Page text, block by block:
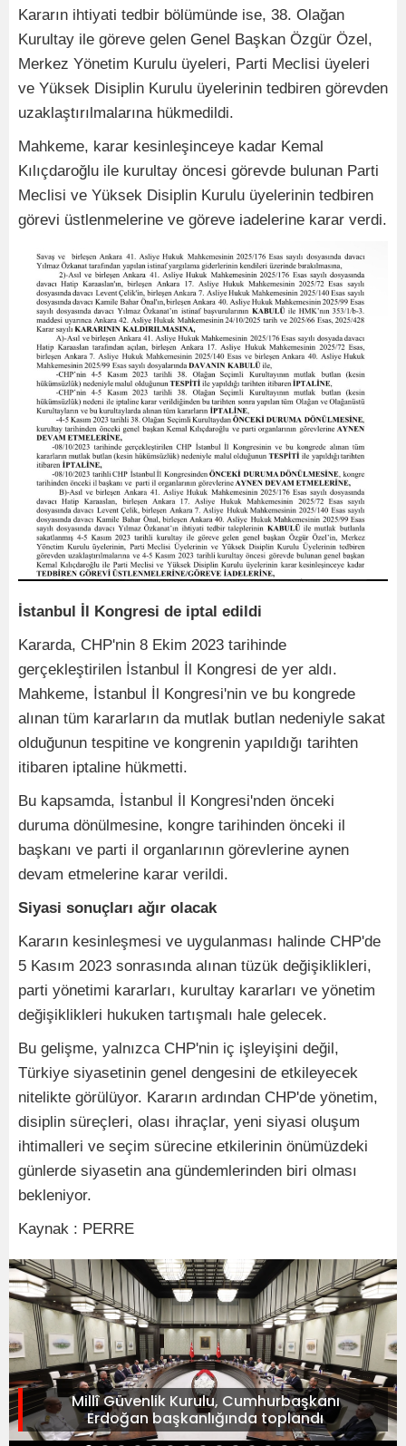
Kararın ihtiyati tedbir bölümünde ise, 38. Olağan
Kurultay ile göreve gelen Genel Başkan Özgür Özel,
Merkez Yönetim Kurulu üyeleri, Parti Meclisi üyeleri
ve Yüksek Disiplin Kurulu üyelerinin tedbiren görevden
uzaklaştırılmalarına hükmedildi.
Mahkeme, karar kesinleşinceye kadar Kemal
Kılıçdaroğlu ile kurultay öncesi görevde bulunan Parti
Meclisi ve Yüksek Disiplin Kurulu üyelerinin tedbiren
görevi üstlenmelerine ve göreve iadelerine karar verdi.
İstanbul İl Kongresi de iptal edildi
Kararda, CHP'nin 8 Ekim 2023 tarihinde
gerçekleştirilen İstanbul İl Kongresi de yer aldı.
Mahkeme, İstanbul İl Kongresi'nin ve bu kongrede
alınan tüm kararların da mutlak butlan nedeniyle sakat
olduğunun tespitine ve kongrenin yapıldığı tarihten
itibaren iptaline hükmetti.
Bu kapsamda, İstanbul İl Kongresi'nden önceki
duruma dönülmesine, kongre tarihinden önceki il
başkanı ve parti il organlarının görevlerine aynen
devam etmelerine karar verildi.
Siyasi sonuçları ağır olacak
Kararın kesinleşmesi ve uygulanması halinde CHP'de
5 Kasım 2023 sonrasında alınan tüzük değişiklikleri,
parti yönetimi kararları, kurultay kararları ve yönetim
değişiklikleri hukuken tartışmalı hale gelecek.
Bu gelişme, yalnızca CHP'nin iç işleyişini değil,
Türkiye siyasetinin genel dengesini de etkileyecek
nitelikte görülüyor. Kararın ardından CHP'de yönetim,
disiplin süreçleri, olası ihraçlar, yeni siyasi oluşum
ihtimalleri ve seçim sürecine etkilerinin önümüzdeki
günlerde siyasetin ana gündemlerinden biri olması
bekleniyor.
Kaynak : PERRE
Millî Güvenlik Kurulu, Cumhurbaşkanı
Erdoğan başkanlığında toplandı